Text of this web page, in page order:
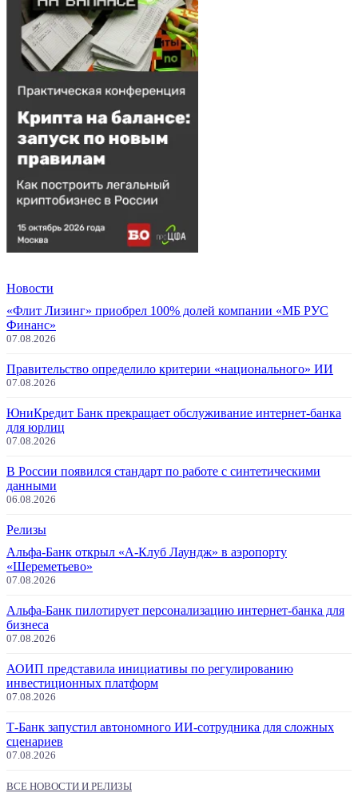
Новости
«Флит Лизинг» приобрел 100% долей компании «МБ РУС
Финанс»
07.08.2026
Правительство определило критерии «национального» ИИ
07.08.2026
ЮниКредит Банк прекращает обслуживание интернет-банка
для юрлиц
07.08.2026
В России появился стандарт по работе с синтетическими
данными
06.08.2026
Релизы
Альфа-Банк открыл «А-Клуб Лаундж» в аэропорту
«Шереметьево»
07.08.2026
Альфа-Банк пилотирует персонализацию интернет-банка для
бизнеса
07.08.2026
АОИП представила инициативы по регулированию
инвестиционных платформ
07.08.2026
Т-Банк запустил автономного ИИ-сотрудника для сложных
сценариев
07.08.2026
ВСЕ НОВОСТИ И РЕЛИЗЫ